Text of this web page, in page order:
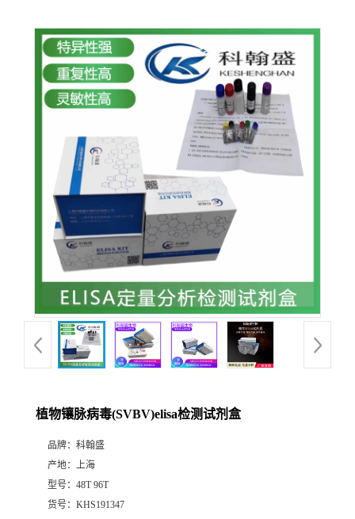
植物镶脉病毒(SVBV)elisa检测试剂盒
品牌： 科翰盛
产地： 上海
型号： 48T 96T
货号： KHS191347